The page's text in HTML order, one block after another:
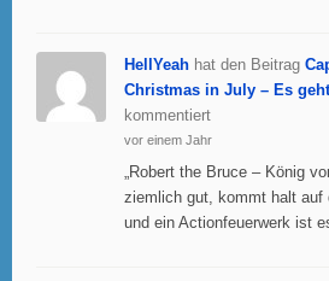
HellYeah hat den Beitrag
Christmas in July – Es
kommentiert
vor einem Jahr
„Robert the Bruce – König
ziemlich gut, kommt halt auf
und ein Actionfeuerwerk ist